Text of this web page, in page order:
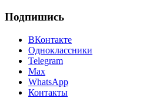
Подпишись
ВКонтакте
Одноклассники
Telegram
Max
WhatsApp
Контакты